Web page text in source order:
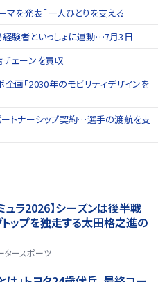
を発表「一人ひとりを支える」
経験者といっしょに運動…7月3日
チェーンを買収
画「2030年のモビリティデザインを
ートナーシップ契約…選手の渡航を支
ュラ2026】シーズンは後半戦
ップを独走する太田格之進の
タースポーツ